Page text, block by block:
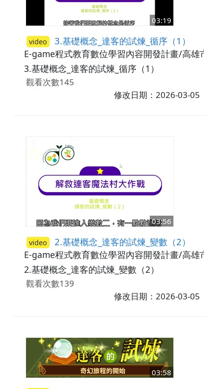
03:19
video 3.基礎概念_達客的試煉_循序（1）
E-game程式教育數位學習內容開發計畫/高雄市
3.基礎概念_達客的試煉_循序（1）
觀看次數145
修改日期：2026-03-05
03:56
video 2.基礎概念_達客的試煉_變數（2）
E-game程式教育數位學習內容開發計畫/高雄市
2.基礎概念_達客的試煉_變數（2）
觀看次數139
修改日期：2026-03-05
03:58